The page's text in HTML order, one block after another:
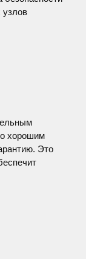
узлов
хорошим
Это